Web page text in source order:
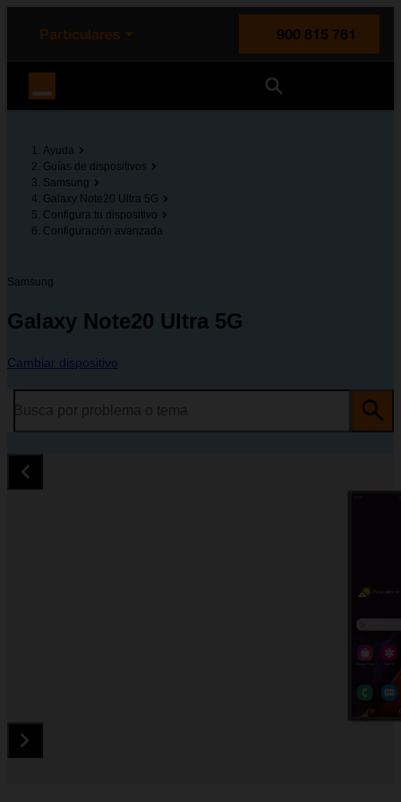
principal
la página
Particulares
900 815 761
Ayuda
Guías de dispositivos
Samsung
Galaxy Note20 Ultra 5G
Configura tu dispositivo
Configuración avanzada
Samsung
Galaxy Note20 Ultra 5G
Cambiar dispositivo